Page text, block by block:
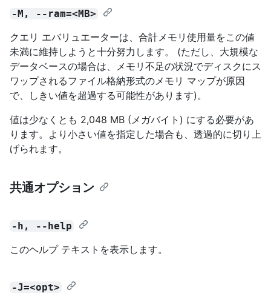
-M, --ram=<MB>
クエリ エバリュエーターは、合計メモリ使用量をこの値
未満に維持しようと十分努力します。 (ただし、大規模な
データベースの場合は、メモリ不足の状況でディスクにス
ワップされるファイル格納形式のメモリ マップが原因
で、しきい値を超過する可能性があります)。
値は少なくとも 2,048 MB (メガバイト) にする必要があ
ります。より小さい値を指定した場合も、透過的に切り上
げられます。
共通オプション
-h, --help
このヘルプ テキストを表示します。
-J=<opt>